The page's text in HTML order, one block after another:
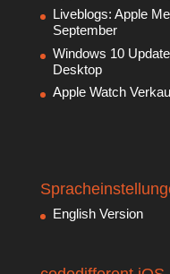
Liveblogs: Apple
September
Windows 10
Desktop
Apple Watch
English Version